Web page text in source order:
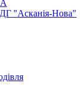
ДГ "Асканія-Нова"